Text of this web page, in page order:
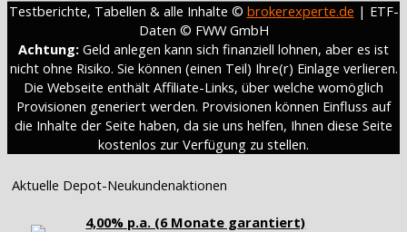
Testberichte, Tabellen & alle Inhalte © brokerexperte.de | ETF-
Daten © FWW GmbH
Achtung: Geld anlegen kann sich finanziell lohnen, aber es ist
nicht ohne Risiko. Sie können (einen Teil) Ihre(r) Einlage verlieren.
Die Webseite enthält Affiliate-Links, über welche womöglich
Provisionen generiert werden. Provisionen können Einfluss auf
die Inhalte der Seite haben, da sie uns helfen, Ihnen diese Seite
kostenlos zur Verfügung zu stellen.
Aktuelle Depot-Neukundenaktionen
4,00% p.a. (6 Monate garantiert)